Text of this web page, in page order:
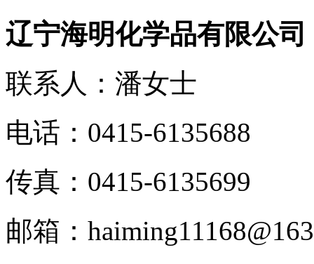
辽宁海明化学品有限公司
联系人：潘女士
电话：0415-6135688
传真：0415-6135699
邮箱：